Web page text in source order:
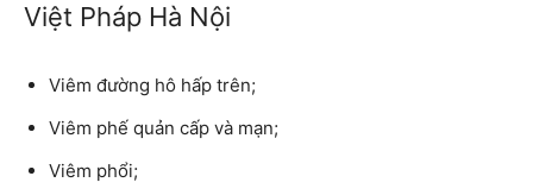
Việt Pháp Hà Nội
Viêm đường hô hấp trên;
Viêm phế quản cấp và mạn;
Viêm phổi;